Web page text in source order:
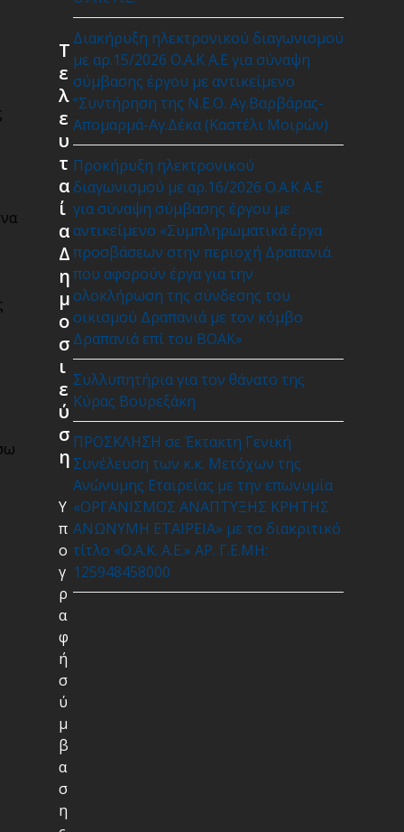
Διακήρυξη ηλεκτρονικού διαγωνισμού
με αρ.15/2026 Ο.Α.Κ Α.Ε για σύναψη
σύμβασης έργου με αντικείμενο
“Συντήρηση της Ν.Ε.Ο. Αγ.Βαρβάρας-
Απομαρμά-Αγ.Δέκα (Καστέλι Μοιρών)
Προκήρυξη ηλεκτρονικού
διαγωνισμού με αρ.16/2026 Ο.Α.Κ Α.Ε
για σύναψη σύμβασης έργου με
αντικείμενο «Συμπληρωματικά έργα
προσβάσεων στην περιοχή Δραπανιά
που αφορούν έργα για την
ολοκλήρωση της σύνδεσης του
οικισμού Δραπανιά με τον κόμβο
Δραπανιά επί του ΒΟΑΚ»
Συλλυπητήρια για τον θάνατο της
Κύρας Βουρεξάκη
ΠΡΟΣΚΛΗΣΗ σε Έκτακτη Γενική
Συνέλευση των κ.κ. Μετόχων της
Ανώνυμης Εταιρείας με την επωνυμία
«ΟΡΓΑΝΙΣΜΟΣ ΑΝΑΠΤΥΞΗΣ ΚΡΗΤΗΣ
ΑΝΩΝΥΜΗ ΕΤΑΙΡΕΙΑ» με το διακριτικό
τίτλο «Ο.Α.Κ. Α.Ε.» ΑΡ. Γ.Ε.ΜΗ:
125948458000
Τ
ε
λ
ε
υ
τ
α
ί
α
Δ
η
μ
ο
σ
ι
ε
ύ
σ
η
Υ
π
ο
γ
ρ
α
φ
ή
σ
ύ
μ
β
α
σ
η